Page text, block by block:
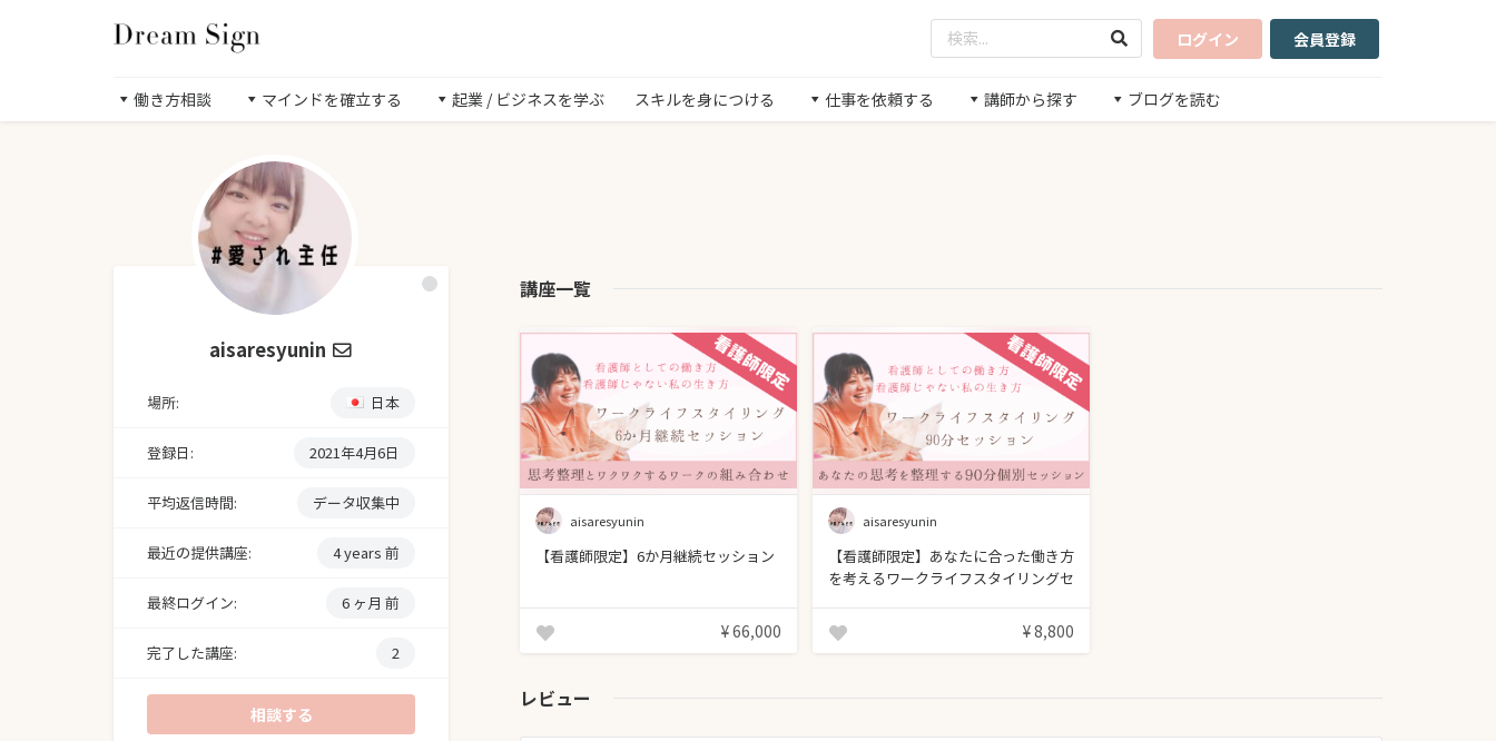
ログイン 会員登録
働き方相談 マインドを確立する 起業 / ビジネスを学ぶ スキルを身につける 仕事を依頼する 講師から探す ブログを読む
aisaresyunin
場所: 日本
登録日: 2021年4月6日
平均返信時間: データ収集中
最近の提供講座: 4 years 前
最終ログイン: 6 ヶ月 前
完了した講座: 2
相談する
講座一覧
aisaresyunin
【看護師限定】6か月継続セッション
¥ 66,000
aisaresyunin
【看護師限定】あなたに合った働き方
を考えるワークライフスタイリングセ
¥ 8,800
レビュー